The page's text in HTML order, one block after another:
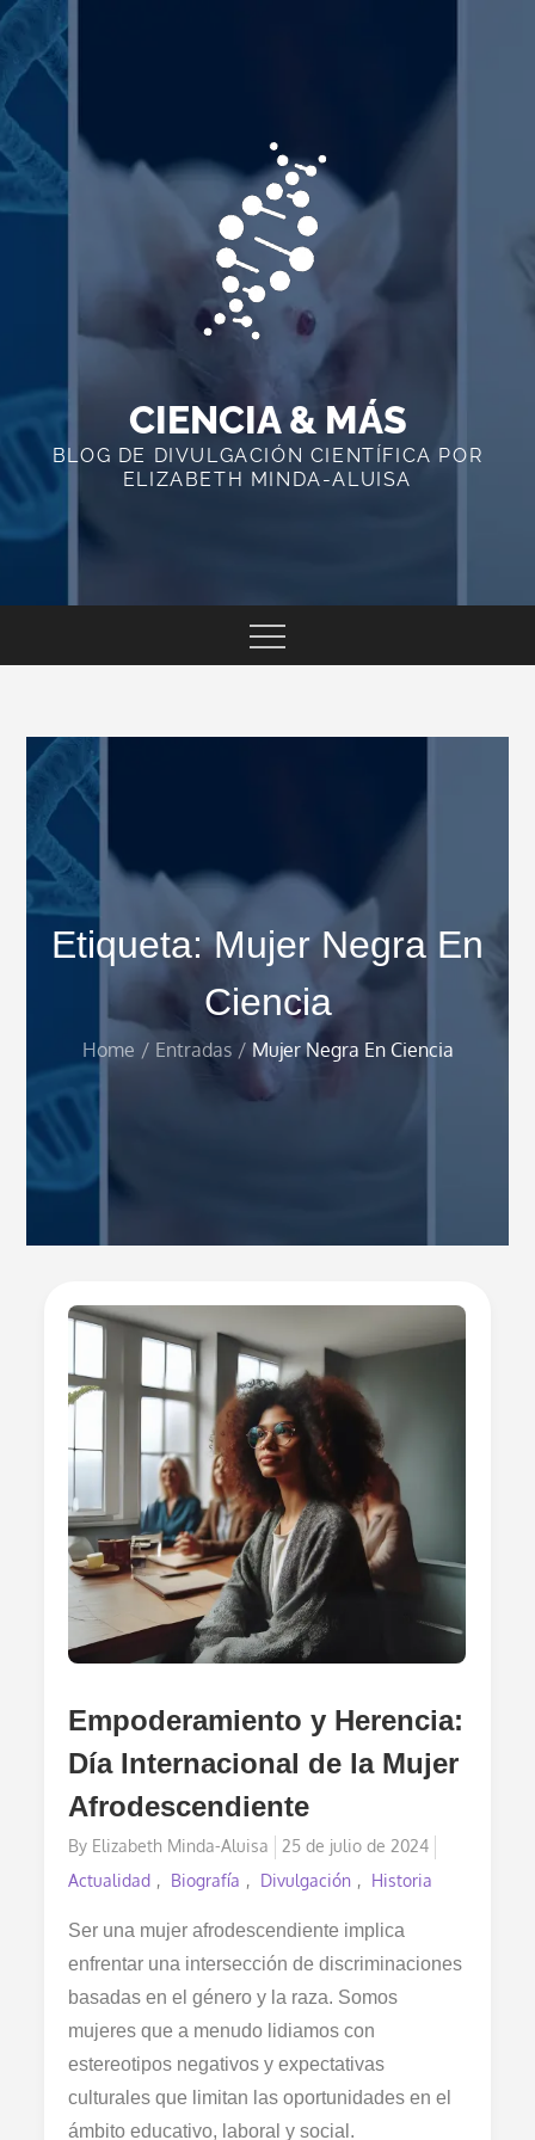
Skip
to
content
CIENCIA & MÁS
BLOG DE DIVULGACIÓN CIENTÍFICA POR
ELIZABETH MINDA-ALUISA
Etiqueta:Mujer Negra En
Ciencia
Home Entradas Mujer Negra En Ciencia
Empoderamiento y Herencia:
Día Internacional de la Mujer
Afrodescendiente
By Elizabeth Minda-Aluisa
Posted
on
25 de julio de 2024
Actualidad
Biografía Divulgación Historia
Ser una mujer afrodescendiente implica
enfrentar una intersección de discriminaciones
basadas en el género y la raza. Somos
mujeres que a menudo lidiamos con
estereotipos negativos y expectativas
culturales que limitan las oportunidades en el
ámbito educativo, laboral y social.